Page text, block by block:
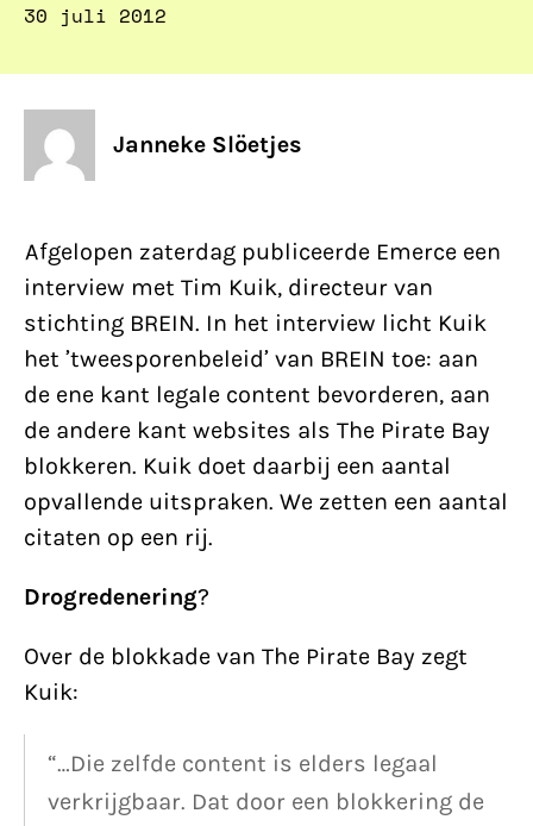
30 juli 2012
Janneke Slöetjes
Afgelopen zaterdag publiceerde Emerce een
interview met Tim Kuik, directeur van
stichting BREIN. In het interview licht Kuik
het ’tweesporenbeleid’ van BREIN toe: aan
de ene kant legale content bevorderen, aan
de andere kant websites als The Pirate Bay
blokkeren. Kuik doet daarbij een aantal
opvallende uitspraken. We zetten een aantal
citaten op een rij.
Drogredenering?
Over de blokkade van The Pirate Bay zegt
Kuik:
“…Die zelfde content is elders legaal
verkrijgbaar. Dat door een blokkering de